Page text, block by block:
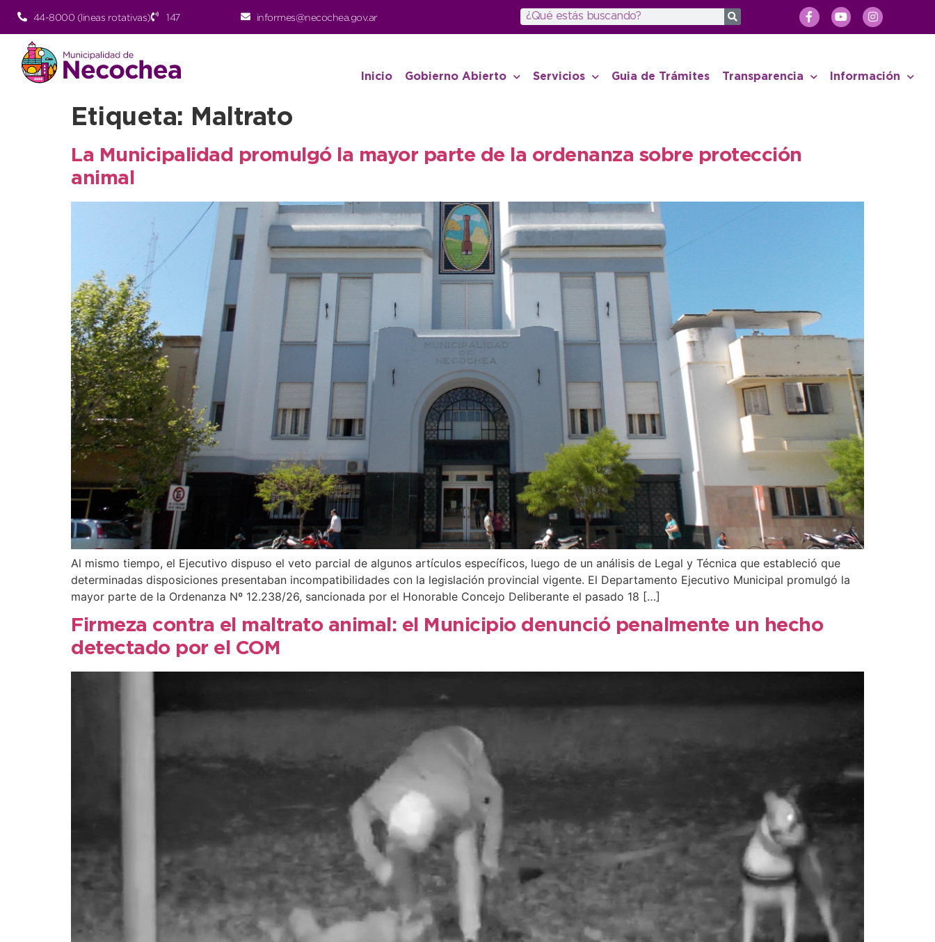
44-8000 (lineas rotativas) 147 informes@necochea.gov.ar
Inicio Gobierno Abierto Servicios Guia de Trámites Transparencia Información
Etiqueta: Maltrato
La Municipalidad promulgó la mayor parte de la ordenanza sobre protección
animal
Al mismo tiempo, el Ejecutivo dispuso el veto parcial de algunos artículos específicos, luego de un análisis de Legal y Técnica que estableció que
determinadas disposiciones presentaban incompatibilidades con la legislación provincial vigente. El Departamento Ejecutivo Municipal promulgó la
mayor parte de la Ordenanza Nº 12.238/26, sancionada por el Honorable Concejo Deliberante el pasado 18 […]
Firmeza contra el maltrato animal: el Municipio denunció penalmente un hecho
detectado por el COM